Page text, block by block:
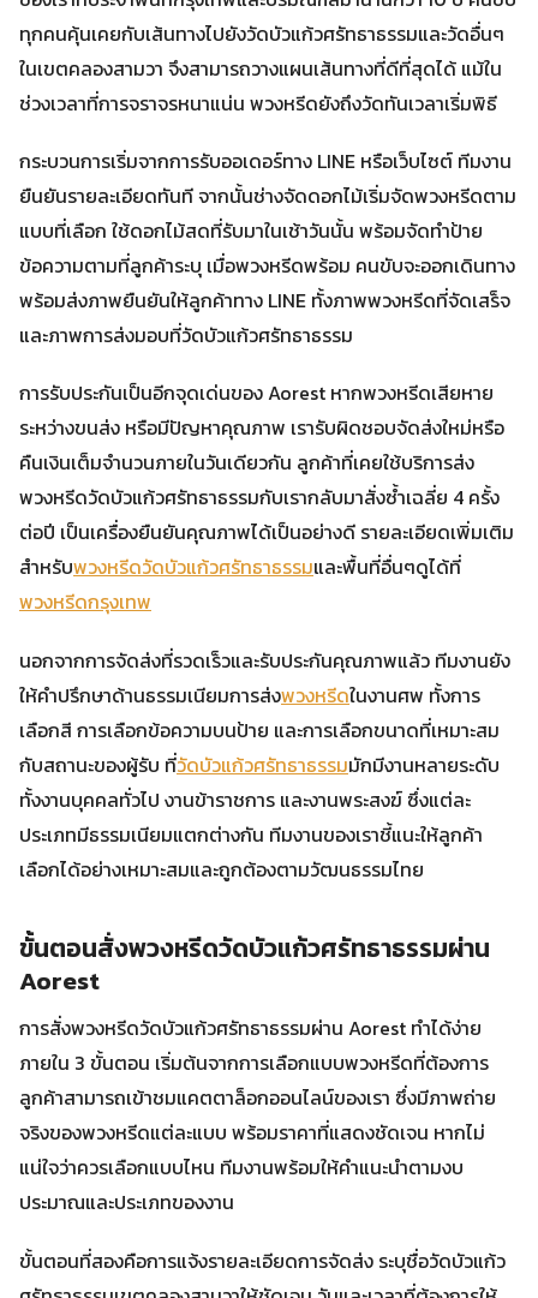
ทุกคนคุ้นเคยกับเส้นทางไปยังวัดบัวแก้วศรัทธาธรรมและวัดอื่นๆ
ในเขตคลองสามวา จึงสามารถวางแผนเส้นทางที่ดีที่สุดได้ แม้ใน
ช่วงเวลาที่การจราจรหนาแน่น พวงหรีดยังถึงวัดทันเวลาเริ่มพิธี
กระบวนการเริ่มจากการรับออเดอร์ทาง LINE หรือเว็บไซต์ ทีมงาน
ยืนยันรายละเอียดทันที จากนั้นช่างจัดดอกไม้เริ่มจัดพวงหรีดตาม
แบบที่เลือก ใช้ดอกไม้สดที่รับมาในเช้าวันนั้น พร้อมจัดทำป้าย
ข้อความตามที่ลูกค้าระบุ เมื่อพวงหรีดพร้อม คนขับจะออกเดินทาง
พร้อมส่งภาพยืนยันให้ลูกค้าทาง LINE ทั้งภาพพวงหรีดที่จัดเสร็จ
และภาพการส่งมอบที่วัดบัวแก้วศรัทธาธรรม
การรับประกันเป็นอีกจุดเด่นของ Aorest หากพวงหรีดเสียหาย
ระหว่างขนส่ง หรือมีปัญหาคุณภาพ เรารับผิดชอบจัดส่งใหม่หรือ
คืนเงินเต็มจำนวนภายในวันเดียวกัน ลูกค้าที่เคยใช้บริการส่ง
พวงหรีดวัดบัวแก้วศรัทธาธรรมกับเรากลับมาสั่งซ้ำเฉลี่ย 4 ครั้ง
ต่อปี เป็นเครื่องยืนยันคุณภาพได้เป็นอย่างดี รายละเอียดเพิ่มเติม
สำหรับพวงหรีดวัดบัวแก้วศรัทธาธรรมและพื้นที่อื่นๆดูได้ที่
พวงหรีดกรุงเทพ
นอกจากการจัดส่งที่รวดเร็วและรับประกันคุณภาพแล้ว ทีมงานยัง
ให้คำปรึกษาด้านธรรมเนียมการส่งพวงหรีดในงานศพ ทั้งการ
เลือกสี การเลือกข้อความบนป้าย และการเลือกขนาดที่เหมาะสม
กับสถานะของผู้รับ ที่วัดบัวแก้วศรัทธาธรรมมักมีงานหลายระดับ
ทั้งงานบุคคลทั่วไป งานข้าราชการ และงานพระสงฆ์ ซึ่งแต่ละ
ประเภทมีธรรมเนียมแตกต่างกัน ทีมงานของเราชี้แนะให้ลูกค้า
เลือกได้อย่างเหมาะสมและถูกต้องตามวัฒนธรรมไทย
ขั้นตอนสั่งพวงหรีดวัดบัวแก้วศรัทธาธรรมผ่าน
Aorest
การสั่งพวงหรีดวัดบัวแก้วศรัทธาธรรมผ่าน Aorest ทำได้ง่าย
ภายใน 3 ขั้นตอน เริ่มต้นจากการเลือกแบบพวงหรีดที่ต้องการ
ลูกค้าสามารถเข้าชมแคตตาล็อกออนไลน์ของเรา ซึ่งมีภาพถ่าย
จริงของพวงหรีดแต่ละแบบ พร้อมราคาที่แสดงชัดเจน หากไม่
แน่ใจว่าควรเลือกแบบไหน ทีมงานพร้อมให้คำแนะนำตามงบ
ประมาณและประเภทของงาน
ขั้นตอนที่สองคือการแจ้งรายละเอียดการจัดส่ง ระบุชื่อวัดบัวแก้ว